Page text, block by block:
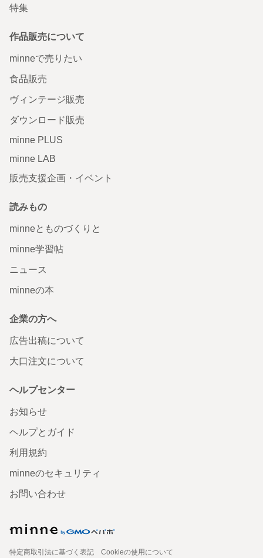
特集
作品販売について
minneで売りたい
食品販売
ヴィンテージ販売
ダウンロード販売
minne PLUS
minne LAB
販売支援企画・イベント
読みもの
minneとものづくりと
minne学習帖
ニュース
minneの本
企業の方へ
広告出稿について
大口注文について
ヘルプセンター
お知らせ
ヘルプとガイド
利用規約
minneのセキュリティ
お問い合わせ
特定商取引法に基づく表記
Cookieの使用について